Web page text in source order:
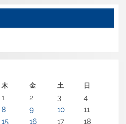
木 金 土 日
1 2 3
4
8 9 10
11
15 16 17 18